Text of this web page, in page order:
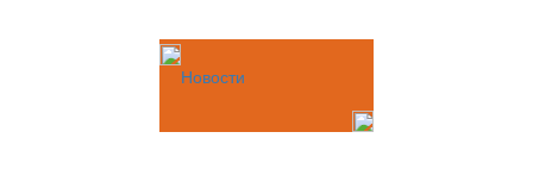
Новости